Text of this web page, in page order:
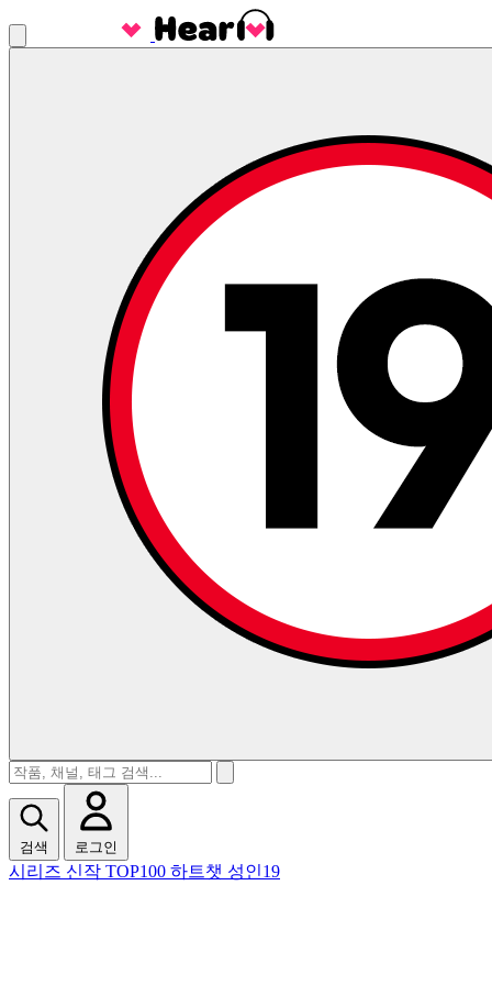
검색 로그인
시리즈 신작 TOP100 하트챗 성인19